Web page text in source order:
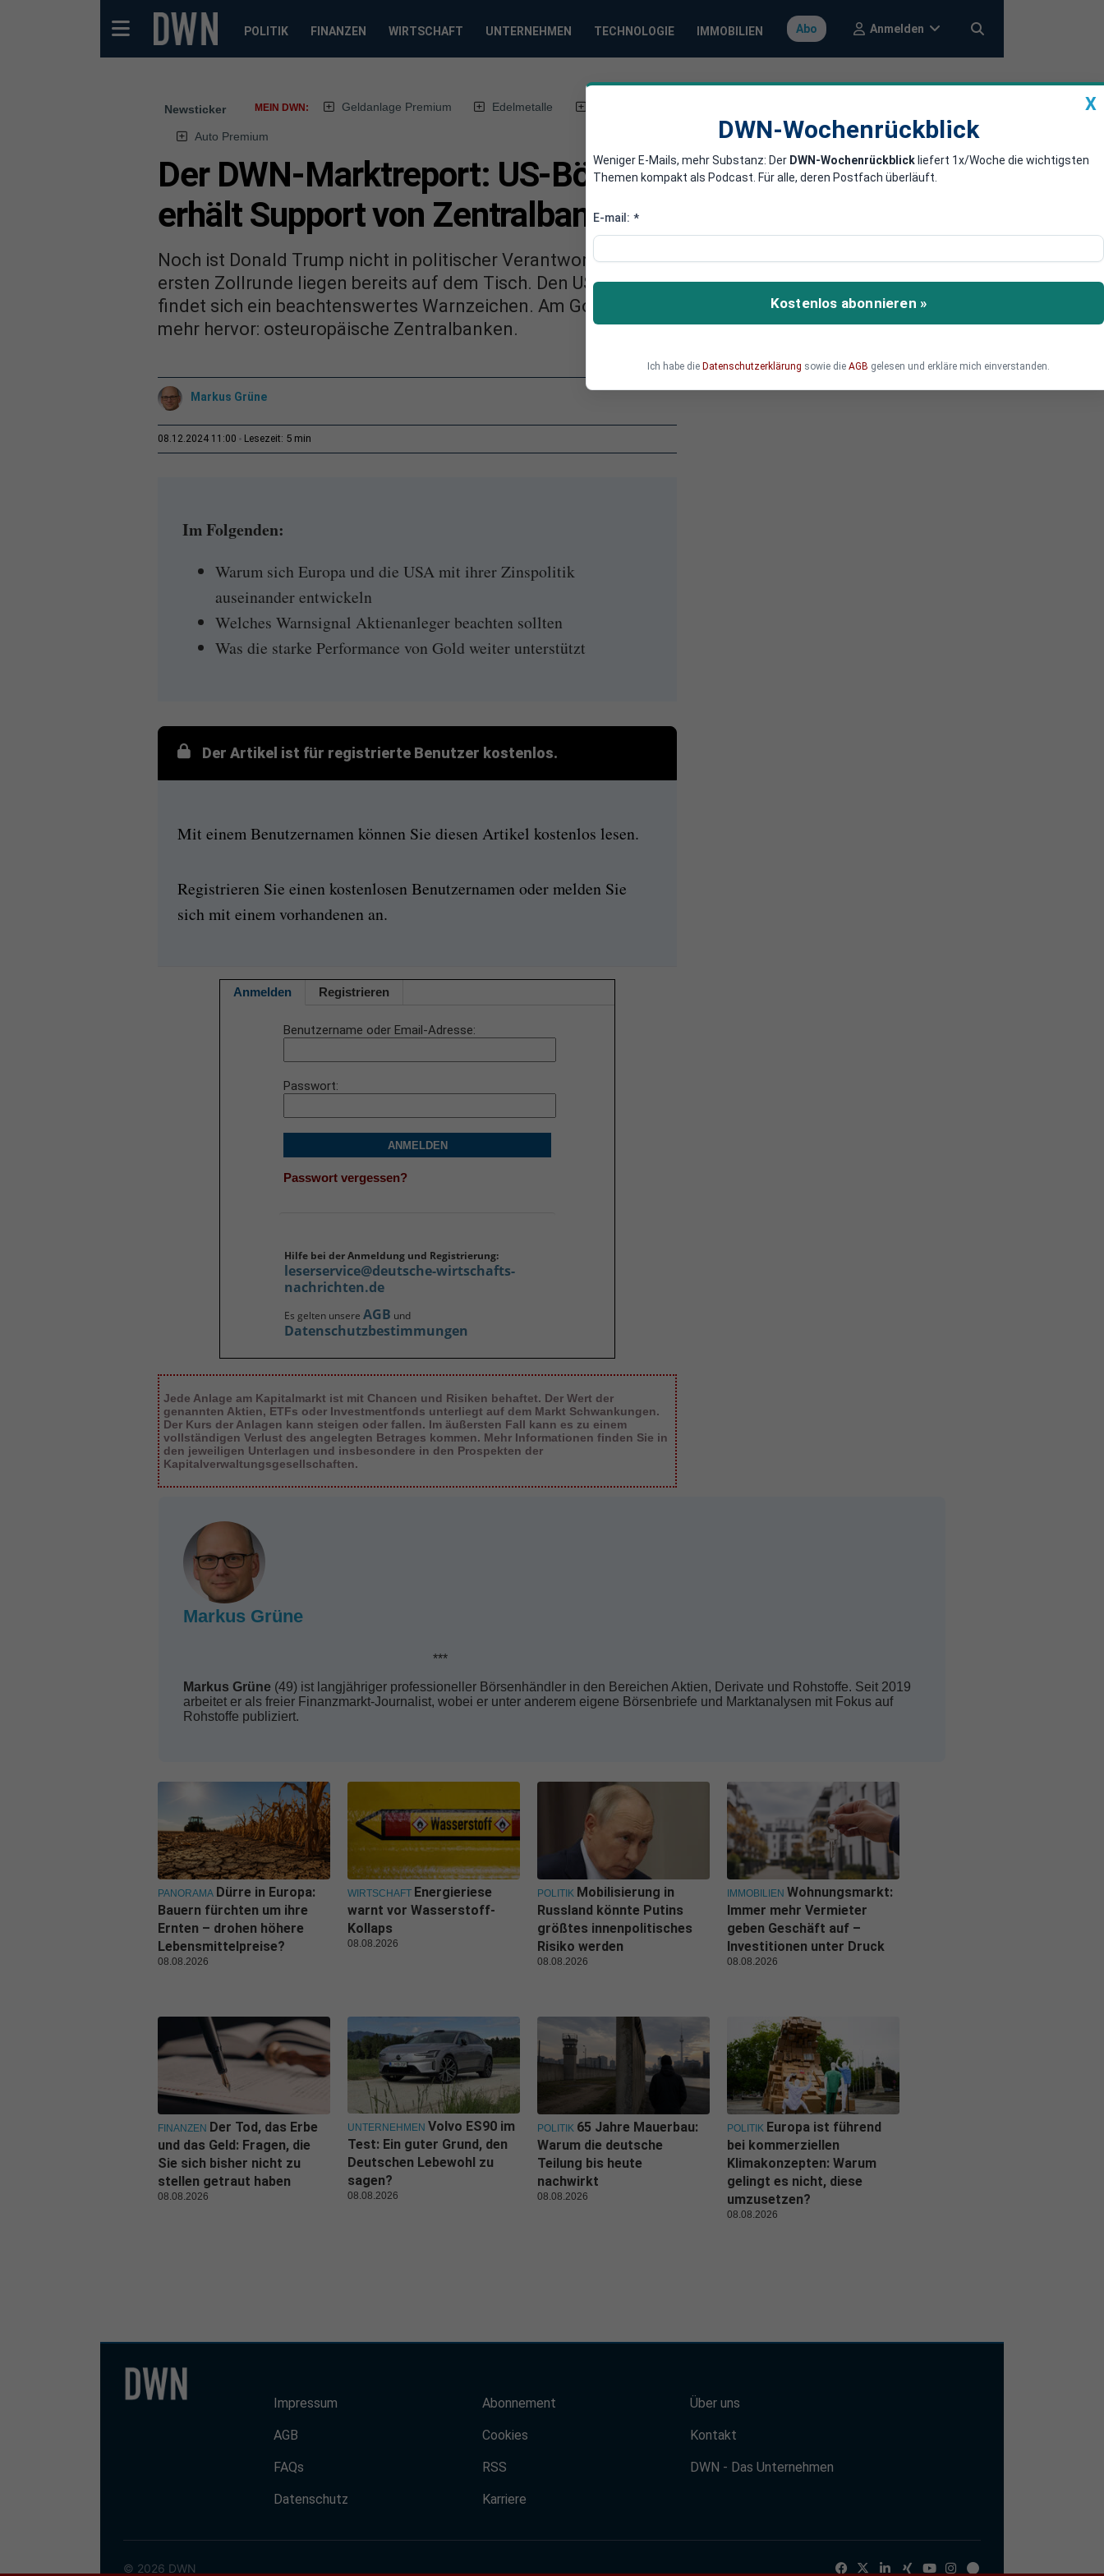
POLITIK FINANZEN WIRTSCHAFT UNTERNEHMEN TECHNOLOGIE IMMOBILIEN Abo Anmelden
Newsticker MEIN DWN: Geldanlage Premium Edelmetalle
Auto Premium
Der DWN-Marktreport: US-Börsen in Kauflaune - Gold
erhält Support von Zentralbank
Noch ist Donald Trump nicht in politischer Verantwortung, aber die Pläne zur bevorstehenden
ersten Zollrunde liegen bereits auf dem Tisch. Den US-Aktienmärkten schadet dies nicht, jedoch
findet sich ein beachtenswertes Warnzeichen. Am Goldmarkt sticht eine Käufergruppe mehr und
mehr hervor: osteuropäische Zentralbanken.
Markus Grüne
08.12.2024 11:00 Lesezeit: 5 min
Im Folgenden:
Warum sich Europa und die USA mit ihrer Zinspolitik
auseinander entwickeln
Welches Warnsignal Aktienanleger beachten sollten
Was die starke Performance von Gold weiter unterstützt
Der Artikel ist für registrierte Benutzer kostenlos.
Mit einem Benutzernamen können Sie diesen Artikel kostenlos lesen.
Registrieren Sie einen kostenlosen Benutzernamen oder melden Sie
sich mit einem vorhandenen an.
Anmelden Registrieren
Benutzername oder Email-Adresse
Passwort
ANMELDEN
Passwort vergessen?
Hilfe bei der Anmeldung und Registrierung:
leserservice@deutsche-wirtschafts-
nachrichten.de
Es gelten unsere AGB und
Datenschutzbestimmungen
Jede Anlage am Kapitalmarkt ist mit Chancen und Risiken behaftet. Der Wert der
genannten Aktien, ETFs oder Investmentfonds unterliegt auf dem Markt Schwankungen.
Der Kurs der Anlagen kann steigen oder fallen. Im äußersten Fall kann es zu einem
vollständigen Verlust des angelegten Betrages kommen. Mehr Informationen finden Sie in
den jeweiligen Unterlagen und insbesondere in den Prospekten der
Kapitalverwaltungsgesellschaften.
X
DWN-Wochenrückblick
Weniger E-Mails, mehr Substanz: Der DWN-Wochenrückblick liefert 1x/Woche die wichtigsten
Themen kompakt als Podcast. Für alle, deren Postfach überläuft.
E-mail: *
Kostenlos abonnieren »
Ich habe die Datenschutzerklärung sowie die AGB gelesen und erkläre mich einverstanden.
Markus Grüne
***
Markus Grüne (49) ist langjähriger professioneller Börsenhändler in den Bereichen Aktien, Derivate und Rohstoffe. Seit 2019
arbeitet er als freier Finanzmarkt-Journalist, wobei er unter anderem eigene Börsenbriefe und Marktanalysen mit Fokus auf
Rohstoffe publiziert.
PANORAMA Dürre in Europa:
Bauern fürchten um ihre
Ernten – drohen höhere
Lebensmittelpreise?
08.08.2026
WIRTSCHAFT Energieriese
warnt vor Wasserstoff-
Kollaps
08.08.2026
POLITIK Mobilisierung in
Russland könnte Putins
größtes innenpolitisches
Risiko werden
08.08.2026
IMMOBILIEN Wohnungsmarkt:
Immer mehr Vermieter
geben Geschäft auf –
Investitionen unter Druck
08.08.2026
FINANZEN Der Tod, das Erbe
und das Geld: Fragen, die
Sie sich bisher nicht zu
stellen getraut haben
08.08.2026
UNTERNEHMEN Volvo ES90 im
Test: Ein guter Grund, den
Deutschen Lebewohl zu
sagen?
08.08.2026
POLITIK 65 Jahre Mauerbau:
Warum die deutsche
Teilung bis heute
nachwirkt
08.08.2026
POLITIK Europa ist führend
bei kommerziellen
Klimakonzepten: Warum
gelingt es nicht, diese
umzusetzen?
08.08.2026
Impressum
AGB
FAQs
Datenschutz
Abonnement
Cookies
RSS
Karriere
Über uns
Kontakt
DWN - Das Unternehmen
© 2026 DWN